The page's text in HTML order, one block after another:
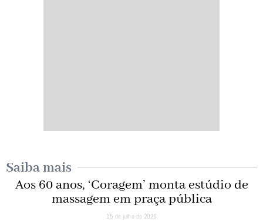
Saiba mais
Aos 60 anos, ‘Coragem’ monta estúdio de
massagem em praça pública
15 de julho de 2026